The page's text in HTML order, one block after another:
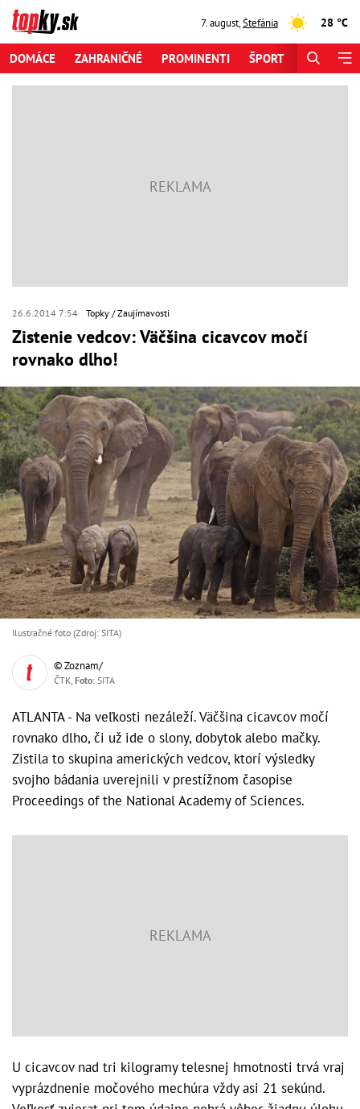
7. august,Štefánia 28 °C
DOMÁCE ZAHRANIČNÉ PROMINENTI ŠPORT
26.6.2014 7:54 Topky Zaujímavosti
Zistenie vedcov: Väčšina cicavcov močí
rovnako dlho!
Ilustračné foto (Zdroj: SITA)
© Zoznam/
ČTK, Foto: SITA
ATLANTA - Na veľkosti nezáleží. Väčšina cicavcov močí
rovnako dlho, či už ide o slony, dobytok alebo mačky.
Zistila to skupina amerických vedcov, ktorí výsledky
svojho bádania uverejnili v prestížnom časopise
Proceedings of the National Academy of Sciences.
U cicavcov nad tri kilogramy telesnej hmotnosti trvá vraj
vyprázdnenie močového mechúra vždy asi 21 sekúnd.